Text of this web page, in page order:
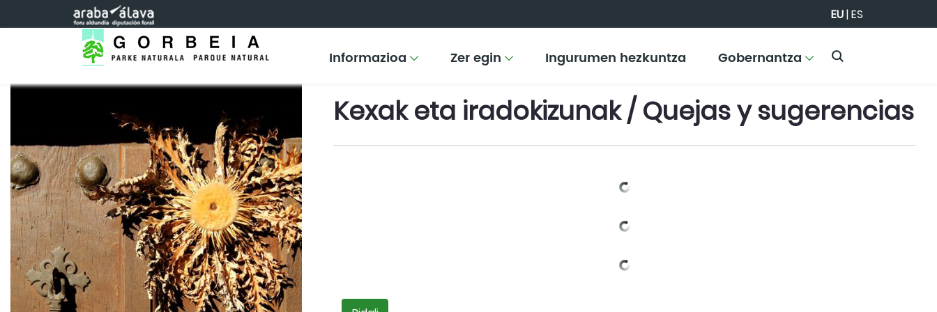
Eduki nagusira joan EU|ES
Informazioa Zer egin Ingurumen hezkuntza Gobernantza
Kexak eta iradokizunak / Quejas y sugerencias